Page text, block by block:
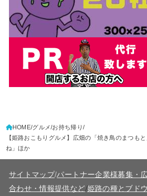
HOME グルメ お持ち帰り
【姫路おこもりグルメ】広畑の「焼き鳥のまつも
ね」ほか
サイトマップ/パートナー企業様募集・
合わせ・情報提供など/姫路の種とブド